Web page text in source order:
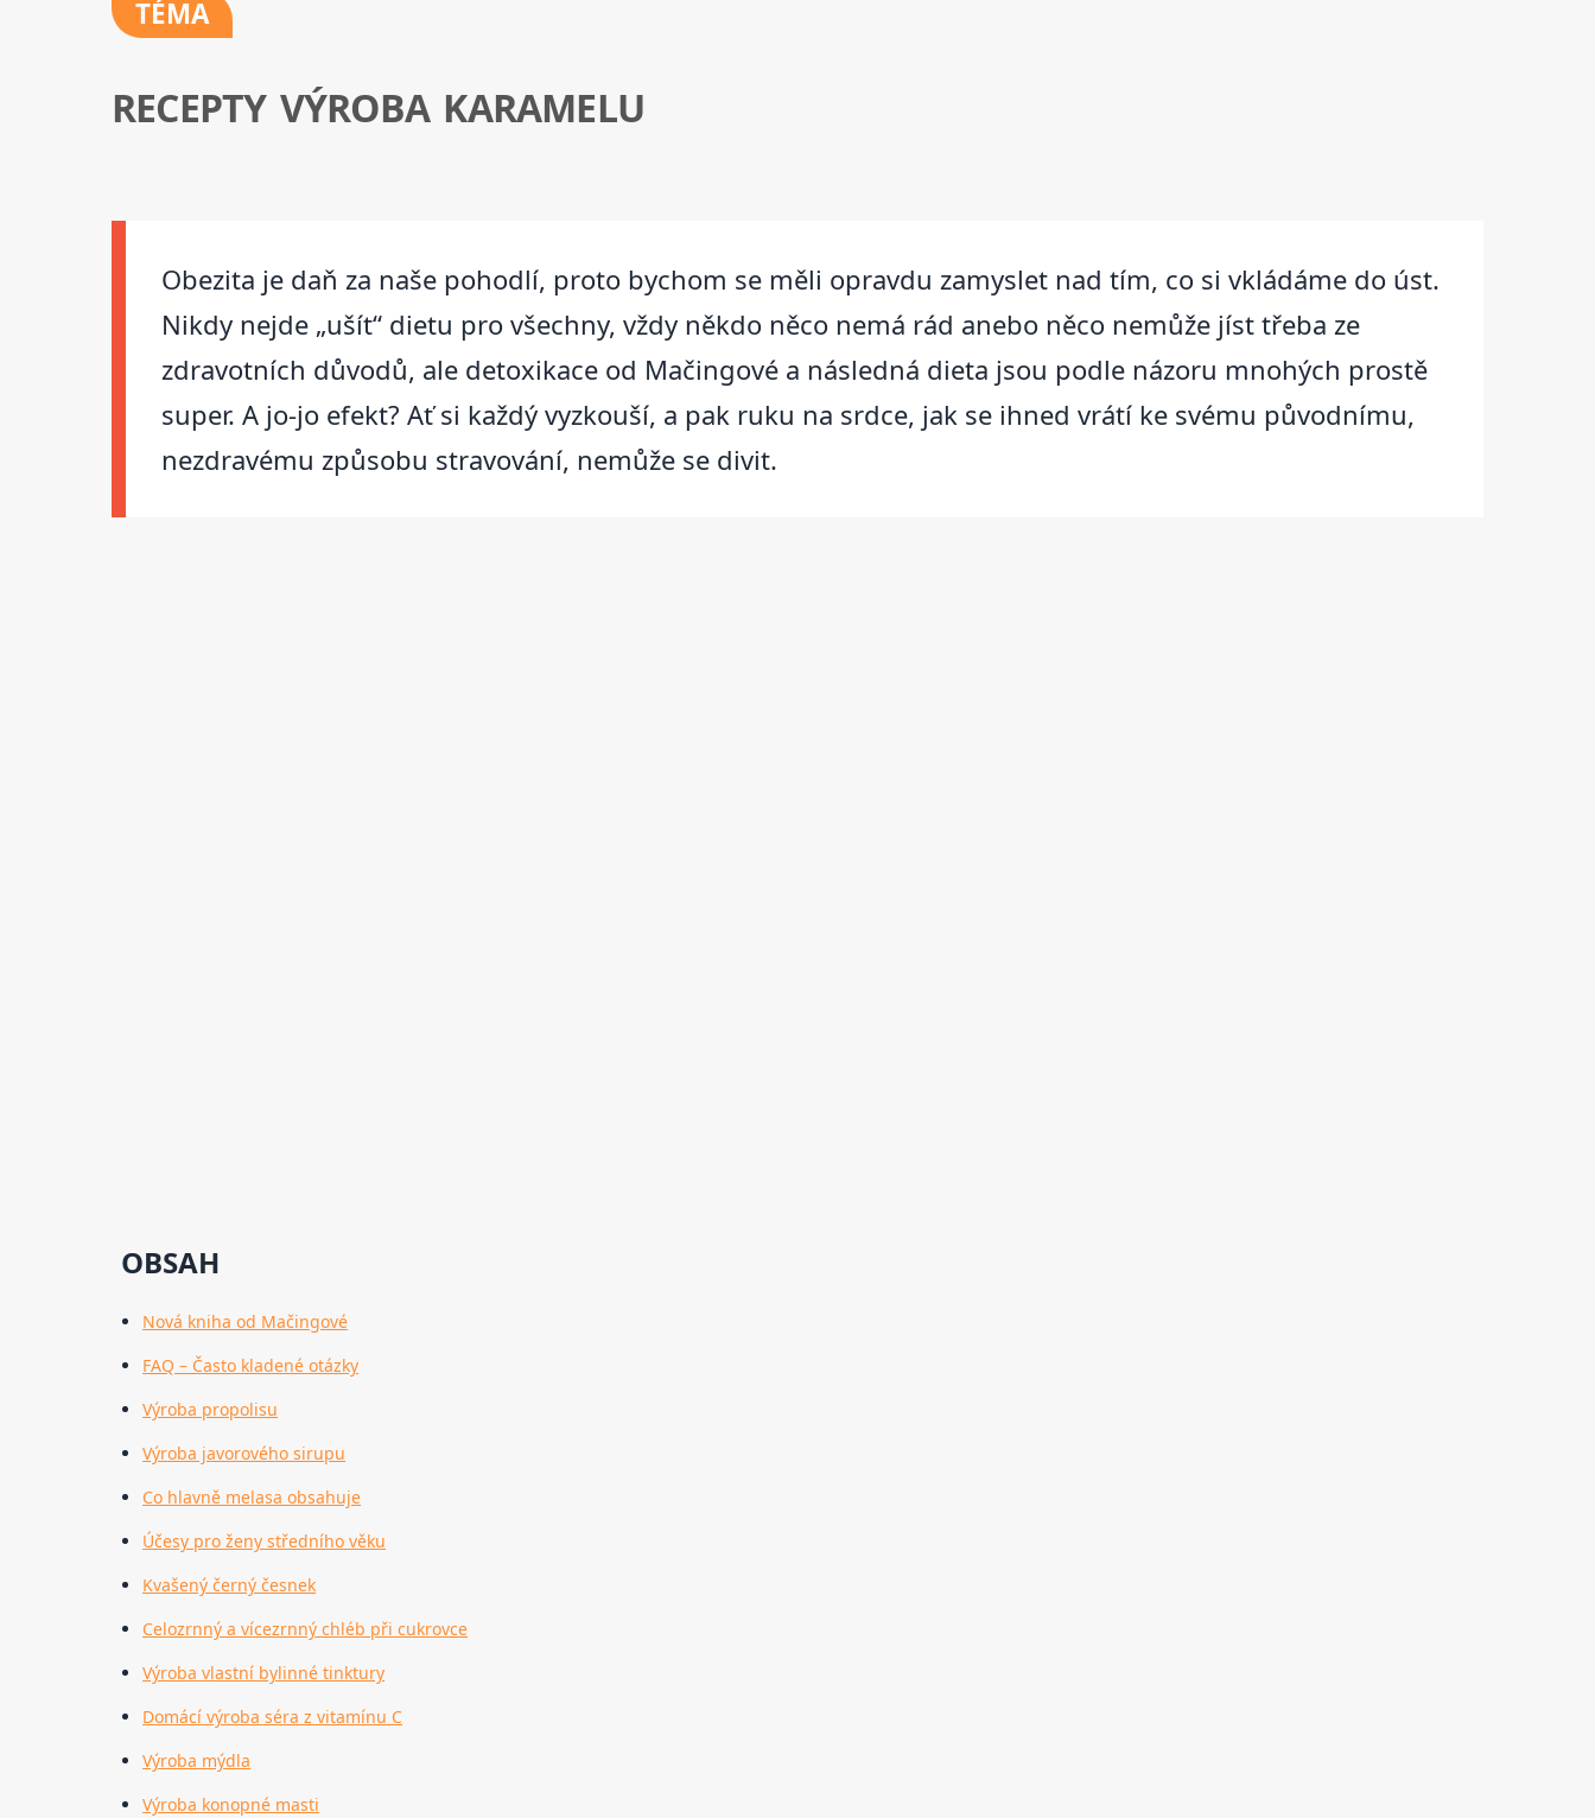
TÉMA
RECEPTY VÝROBA KARAMELU
Obezita je daň za naše pohodlí, proto bychom se měli opravdu zamyslet nad tím, co si vkládáme do úst.
Nikdy nejde „ušít“ dietu pro všechny, vždy někdo něco nemá rád anebo něco nemůže jíst třeba ze
zdravotních důvodů, ale detoxikace od Mačingové a následná dieta jsou podle názoru mnohých prostě
super. A jo-jo efekt? Ať si každý vyzkouší, a pak ruku na srdce, jak se ihned vrátí ke svému původnímu,
nezdravému způsobu stravování, nemůže se divit.
OBSAH
Nová kniha od Mačingové
FAQ – Často kladené otázky
Výroba propolisu
Výroba javorového sirupu
Co hlavně melasa obsahuje
Účesy pro ženy středního věku
Kvašený černý česnek
Celozrnný a vícezrnný chléb při cukrovce
Výroba vlastní bylinné tinktury
Domácí výroba séra z vitamínu C
Výroba mýdla
Výroba konopné masti